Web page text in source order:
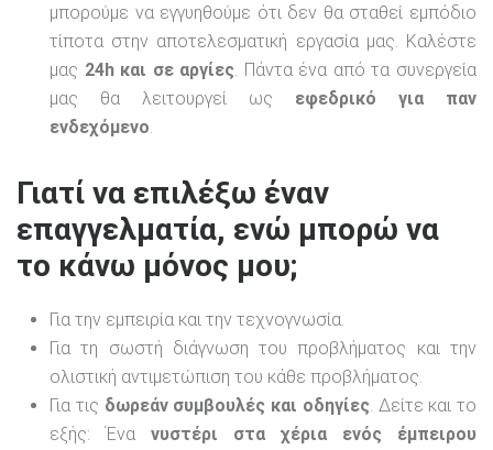
μπορούμε να εγγυηθούμε ότι δεν θα σταθεί εμπόδιο
τίποτα στην αποτελεσματική εργασία μας. Καλέστε
μας 24h και σε αργίες. Πάντα ένα από τα συνεργεία
μας θα λειτουργεί ως εφεδρικό για παν
ενδεχόμενο.
Γιατί να επιλέξω έναν
επαγγελματία, ενώ μπορώ να
το κάνω μόνος μου;
Για την εμπειρία και την τεχνογνωσία.
Για τη σωστή διάγνωση του προβλήματος και την
ολιστική αντιμετώπιση του κάθε προβλήματος.
Για τις δωρεάν συμβουλές και οδηγίες. Δείτε και το
εξής: Ένα νυστέρι στα χέρια ενός έμπειρου